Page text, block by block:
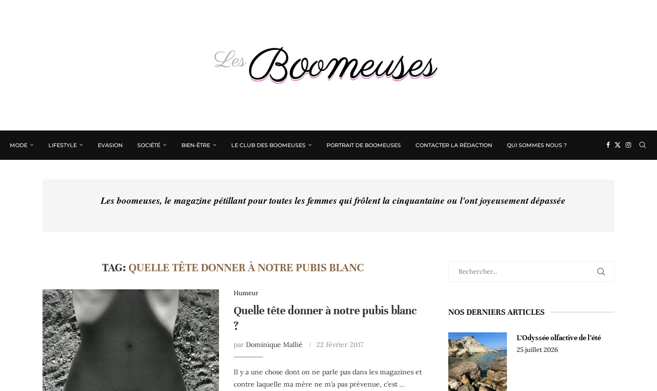
MODE LIFESTYLE EVASION SOCIÉTÉ BIEN-ÊTRE LE CLUB DES BOOMEUSES PORTRAIT DE BOOMEUSES CONTACTER LA RÉDACTION QUI SOMMES NOUS ?
Les boomeuses, le magazine pétillant pour toutes les femmes qui frôlent la cinquantaine ou l'ont joyeusement dépassée
TAG:QUELLE TÊTE DONNER À NOTRE PUBIS BLANC
Humeur
Quelle tête donner à notre pubis blanc
?
par Dominique Mallié 22 février 2017
Il y a une chose dont on ne parle pas dans les magazines et
contre laquelle ma mère ne m’a pas prévenue, c’est …
NOS DERNIERS ARTICLES
L’Odyssée olfactive de l’été
25 juillet 2026